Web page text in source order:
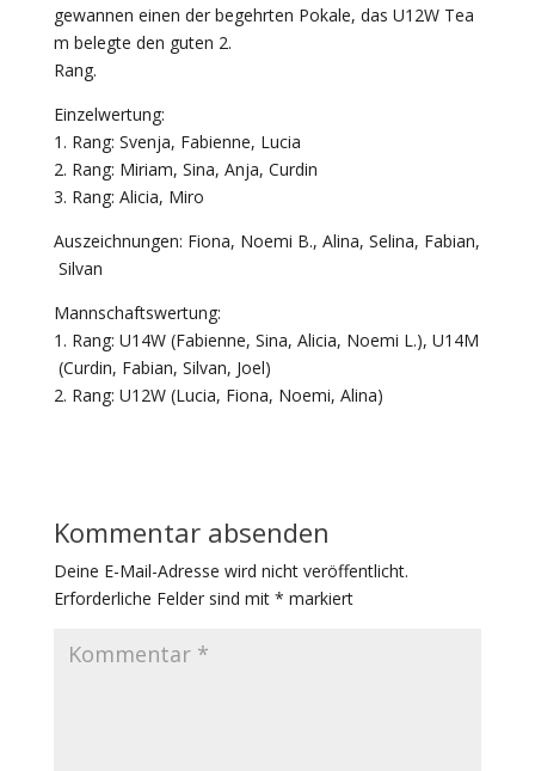
gewannen einen der begehrten Pokale, das U12W Tea
m belegte den guten 2.
Rang.
Einzelwertung:
1. Rang: Svenja, Fabienne, Lucia
2. Rang: Miriam, Sina, Anja, Curdin
3. Rang: Alicia, Miro
Auszeichnungen: Fiona, Noemi B., Alina, Selina, Fabian,
Silvan
Mannschaftswertung:
1. Rang: U14W (Fabienne, Sina, Alicia, Noemi L.), U14M
(Curdin, Fabian, Silvan, Joel)
2. Rang: U12W (Lucia, Fiona, Noemi, Alina)
Kommentar absenden
Deine E-Mail-Adresse wird nicht veröffentlicht.
Erforderliche Felder sind mit * markiert